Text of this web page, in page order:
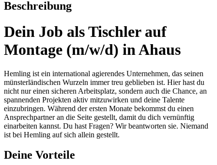
Beschreibung
Dein Job als Tischler auf
Montage (m/w/d) in Ahaus
Hemling ist ein international agierendes Unternehmen, das seinen
münsterländischen Wurzeln immer treu geblieben ist. Hier hast du
nicht nur einen sicheren Arbeitsplatz, sondern auch die Chance, an
spannenden Projekten aktiv mitzuwirken und deine Talente
einzubringen. Während der ersten Monate bekommst du einen
Ansprechpartner an die Seite gestellt, damit du dich vernünftig
einarbeiten kannst. Du hast Fragen? Wir beantworten sie. Niemand
ist bei Hemling auf sich allein gestellt.
Deine Vorteile